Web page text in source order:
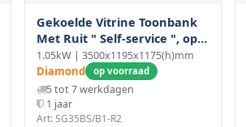
Gekoelde Vitrine Toonbank
Met Ruit " Self-service ", op
Sokkels
1.05kW | 3500x1195x1175(h)mm
Diamond op voorraad
5 tot 7 werkdagen
1 jaar
Art: SG35BS/B1-R2